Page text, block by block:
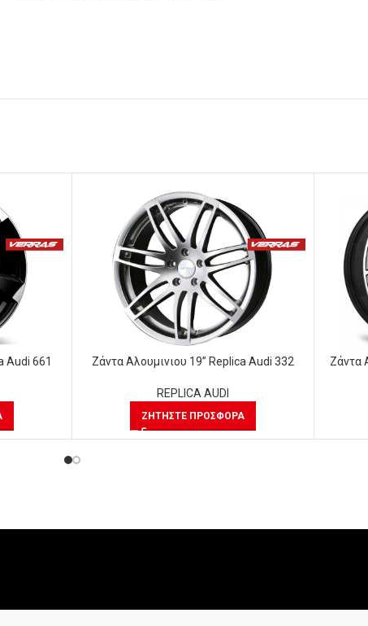
Audi 661 Ζάντα Αλουμινιου 19” Replica Audi 332
REPLICA AUDI
ΖΗΤΉΣΤΕ ΠΡΟΣΦΟΡΆ
Ζάντα